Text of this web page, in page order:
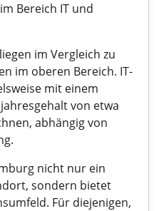
Bereich IT und
im Vergleich zu
im oberen Bereich. IT-
mit einem
von etwa
abhängig von
nicht nur ein
sondern bietet
Für diejenigen,